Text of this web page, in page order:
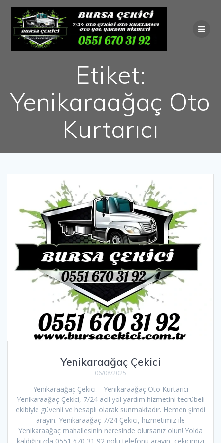
Skip
to
content
Etiket:
Yenikaraağaç Oto
Kurtarıcı
Yenikaraağaç Çekici
06/08/2025
Yenikaraağaç Çekici – Yenikaraağaç Oto Kurtarıcı
Yenikaraağaç Çekici, 7/24 acil yol yardım hizmetini tecrübeli
ekibiyle güvenli ve hesaplı olarak sunmaktadır. Hemen şimdi
arayın. Yenikaraağaç 7/24 Çekici, hizmetimiz ile
Yenikaraağaç mahallesinin neresinde olursanız olun! Yolda
kaldığınızda 0551 670 31 92 nolu telefonu arayın, çekicimizi